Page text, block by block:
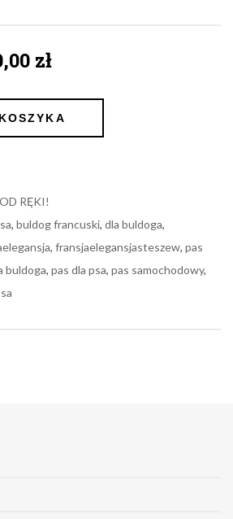
zł.
złCurrent
is:
120,00 zł.
RĘKI!
, buldog francuski, dla buldoga,
, fransjaelegansjasteszew, pas
buldoga, pas dla psa, pas samochodowy,